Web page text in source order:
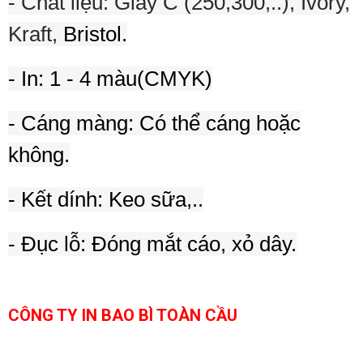
Kraft, Bristol.
- In: 1 - 4 màu(CMYK)
- Cáng màng: Có thể cáng hoặc
không.
- Kết dính: Keo sữa,..
- Đục lỗ: Đóng mắt cáo, xỏ dây.
CÔNG TY IN BAO BÌ TOÀN CẦU